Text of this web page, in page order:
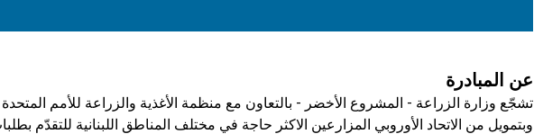
عن المبادرة
تشجّع وزارة الزراعة - المشروع الأخضر - بالتعاون مع منظمة الأغذية والزراعة للأمم المتحدة
وبتمويل من الاتحاد الأوروبي المزارعين الاكثر حاجة في مختلف المناطق اللبنانية للتقدّم